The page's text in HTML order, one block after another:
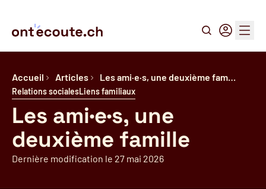
Recherche
Connexion
Menu
Accueil Articles Les ami·e·s, une deuxième fam…
Relations socialesLiens familiaux
Les ami·e·s, une
deuxième famille
Dernière modification le 27 mai 2026